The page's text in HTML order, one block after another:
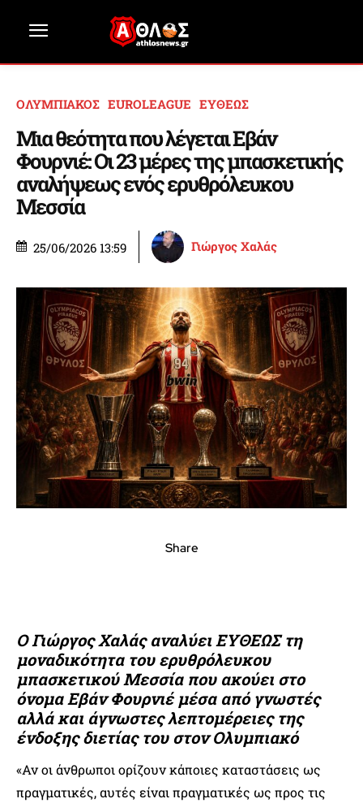
ΟΛΥΜΠΙΑΚΟΣ EUROLEAGUE ΕΥΘΕΩΣ
Μια θεότητα που λέγεται Εβάν
Φουρνιέ: Οι 23 μέρες της μπασκετικής
αναλήψεως ενός ερυθρόλευκου
Μεσσία
25/06/2026 13:59 Γιώργος Χαλάς
Share
Ο Γιώργος Χαλάς αναλύει ΕΥΘΕΩΣ τη
μοναδικότητα του ερυθρόλευκου
μπασκετικού Μεσσία που ακούει στο
όνομα Εβάν Φουρνιέ μέσα από γνωστές
αλλά και άγνωστες λεπτομέρειες της
ένδοξης διετίας του στον Ολυμπιακό
«Αν οι άνθρωποι ορίζουν κάποιες καταστάσεις ως
πραγματικές, αυτές είναι πραγματικές ως προς τις